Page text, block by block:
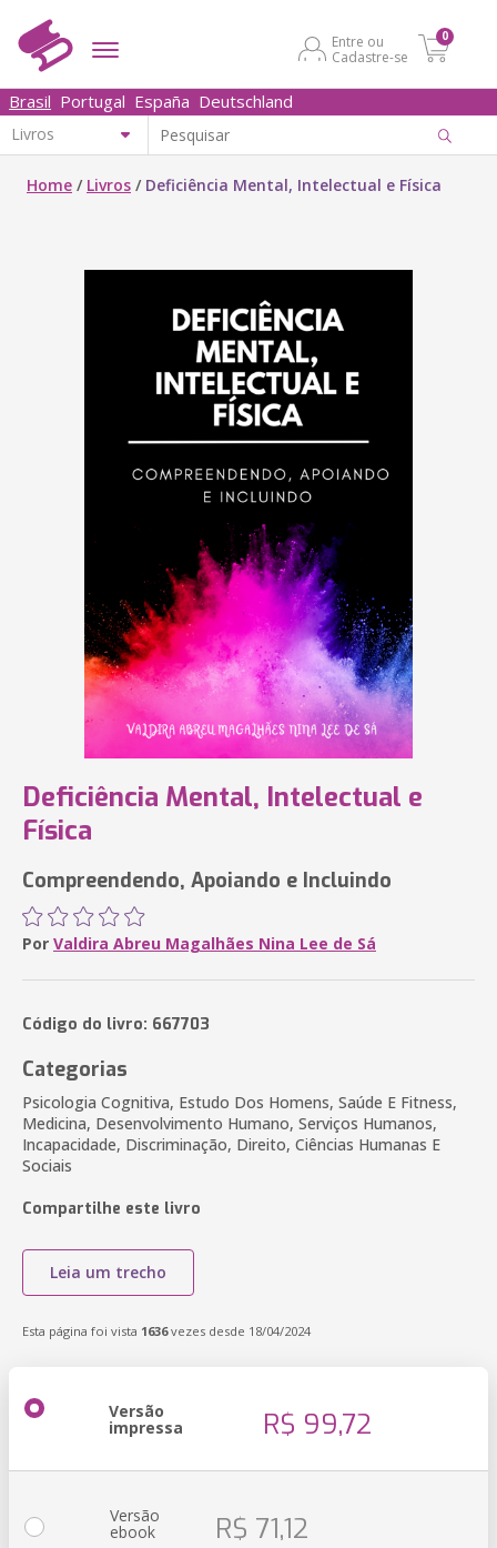
Entre ou
Cadastre-se
0
Brasil Portugal España Deutschland
Home / Livros / Deficiência Mental, Intelectual e Física
Deficiência Mental, Intelectual e
Física
Compreendendo, Apoiando e Incluindo
Por Valdira Abreu Magalhães Nina Lee de Sá
Código do livro: 667703
Categorias
Psicologia Cognitiva, Estudo Dos Homens, Saúde E Fitness,
Medicina, Desenvolvimento Humano, Serviços Humanos,
Incapacidade, Discriminação, Direito, Ciências Humanas E
Sociais
Compartilhe este livro
Leia um trecho
Esta página foi vista 1636vezes desde 18/04/2024
Versão
impressa R$ 99,72
Versão
ebook R$ 71,12